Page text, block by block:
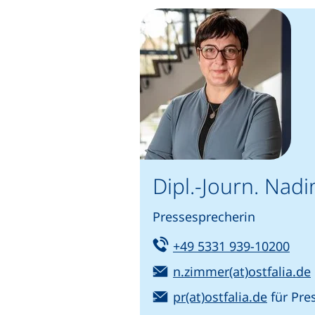
Dipl.-Journ.
Pressesprecherin
Tel:
+49 5331 939-10200
E-Mail:
n.zimmer(at)ostfalia.de
E-Mail:
pr(at)ostfalia.de(öffnet
für